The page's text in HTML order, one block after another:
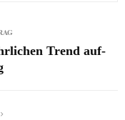
Trend auf-